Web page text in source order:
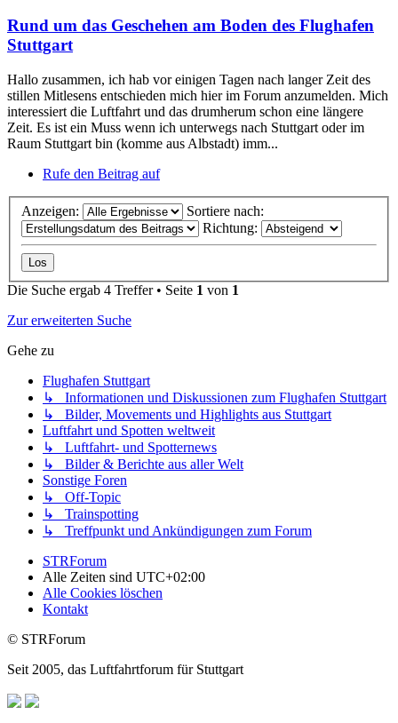
Rund um das Geschehen am Boden des Flughafen
Stuttgart
Hallo zusammen, ich hab vor einigen Tagen nach langer Zeit des
stillen Mitlesens entschieden mich hier im Forum anzumelden. Mich
interessiert die Luftfahrt und das drumherum schon eine längere
Zeit. Es ist ein Muss wenn ich unterwegs nach Stuttgart oder im
Raum Stuttgart bin (komme aus Albstadt) imm...
Rufe den Beitrag auf
Anzeigen:
Sortiere nach:
Richtung:
Die Suche ergab 4 Treffer • Seite 1 von 1
Zur erweiterten Suche
Gehe zu
Flughafen Stuttgart
↳ Informationen und Diskussionen zum Flughafen Stuttgart
↳ Bilder, Movements und Highlights aus Stuttgart
Luftfahrt und Spotten weltweit
↳ Luftfahrt- und Spotternews
↳ Bilder & Berichte aus aller Welt
Sonstige Foren
↳ Off-Topic
↳ Trainspotting
↳ Treffpunkt und Ankündigungen zum Forum
STRForum
Alle Zeiten sind UTC+02:00
Alle Cookies löschen
Kontakt
© STRForum
Seit 2005, das Luftfahrtforum für Stuttgart